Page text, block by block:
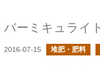
2016-07-15 堆肥・肥料